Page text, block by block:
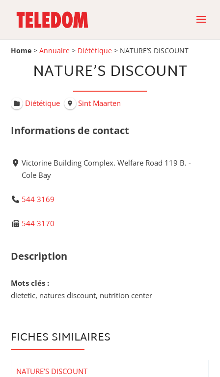
Home >Annuaire > Diététique > NATURE’S DISCOUNT
NATURE’S DISCOUNT
Diététique Sint Maarten
Informations de contact
Victorine Building Complex. Welfare Road 119 B. -
Cole Bay
544 3169
544 3170
Description
Mots clés :
dietetic, natures discount, nutrition center
FICHES SIMILAIRES
NATURE’S DISCOUNT